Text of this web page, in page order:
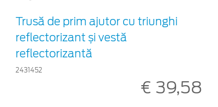
Trusă de prim ajutor cu triunghi
reflectorizant și vestă
reflectorizantă
2431452
€ 39,58